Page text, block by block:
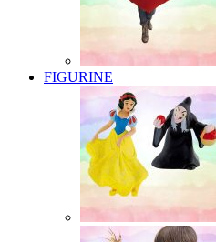
FIGURINE